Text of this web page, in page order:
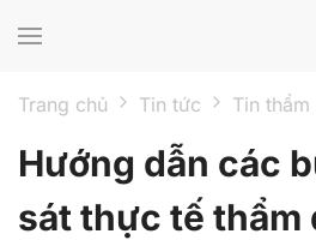
Trang chủ Tin tức Tin
Hướng dẫn các
sát thực tế thẩm